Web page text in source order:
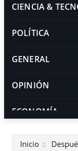
CIENCIA &
POLÍTICA
GENERAL
OPINIÓN
ECONOMÍA
Inicio